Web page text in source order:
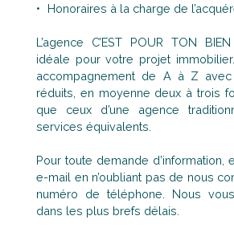
Honoraires à la charge de
L’agence C’EST POUR TON
idéale pour votre projet
accompagnement de A à Z
réduits, en moyenne deux à trois
que ceux d’une agence
services équivalents.
Pour toute demande d’information,
e-mail en n’oubliant pas de nous
numéro de téléphone. Nous
dans les plus brefs délais.